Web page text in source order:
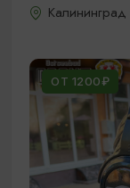
Калининград
ОТ 1200₽